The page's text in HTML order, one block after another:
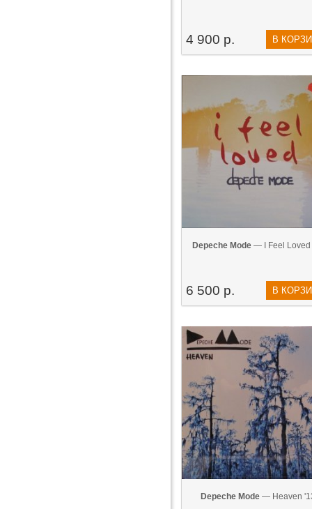
4 900 р. В
Depeche Mode — I Feel Loved
6 500 р. В
Depeche Mode — Heaven